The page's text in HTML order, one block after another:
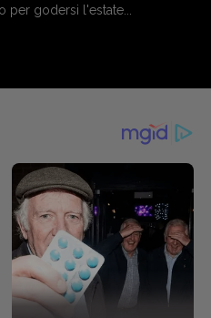
godersi l'estate...